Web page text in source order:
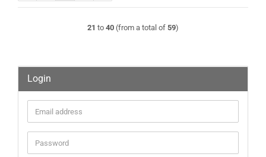
21 to 40 (from a total of 59)
Login
Email
address
Password